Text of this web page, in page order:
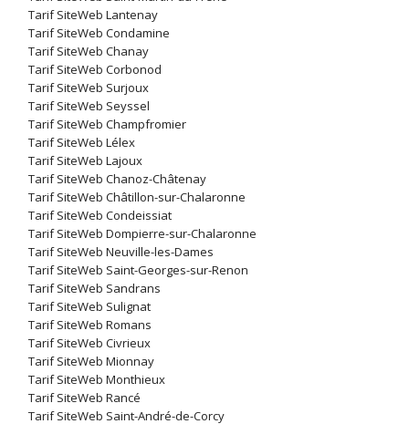
Tarif SiteWeb Lantenay
Tarif SiteWeb Condamine
Tarif SiteWeb Chanay
Tarif SiteWeb Corbonod
Tarif SiteWeb Surjoux
Tarif SiteWeb Seyssel
Tarif SiteWeb Champfromier
Tarif SiteWeb Lélex
Tarif SiteWeb Lajoux
Tarif SiteWeb Chanoz-Châtenay
Tarif SiteWeb Châtillon-sur-Chalaronne
Tarif SiteWeb Condeissiat
Tarif SiteWeb Dompierre-sur-Chalaronne
Tarif SiteWeb Neuville-les-Dames
Tarif SiteWeb Saint-Georges-sur-Renon
Tarif SiteWeb Sandrans
Tarif SiteWeb Sulignat
Tarif SiteWeb Romans
Tarif SiteWeb Civrieux
Tarif SiteWeb Mionnay
Tarif SiteWeb Monthieux
Tarif SiteWeb Rancé
Tarif SiteWeb Saint-André-de-Corcy